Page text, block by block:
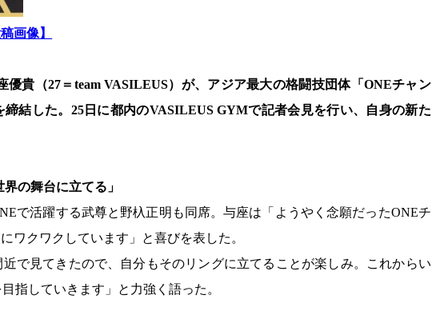
画像】
優貴（27＝team VASILEUS）が、アジア最大の格闘技団体「ONEチャン
結した。25日に都内のVASILEUS GYMで記者会見を行い、自身の新た
の舞台に立てる」
で活躍する武尊と野杁正明も同席。与座は「ようやく念願だったONEチ
ワクワクしています」と喜びを表した。
で見てきたので、自分もそのリングに立てることが楽しみ。これからい
指していきます」と力強く語った。